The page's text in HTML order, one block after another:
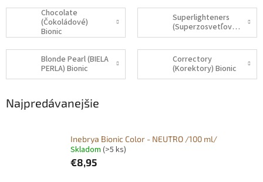
Chocolate
(Čokoládové)
Bionic
Superlighteners
(Superzosvetľovače)
Blonde Pearl (BIELA
PERLA) Bionic
Correctory
(Korektory) Bionic
Najpredávanejšie
Inebrya Bionic Color - NEUTRO /100 ml/
Skladom (>5 ks)
€8,95